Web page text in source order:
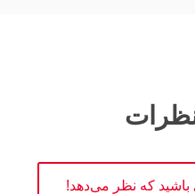
باشید که نظر می‌دهد!